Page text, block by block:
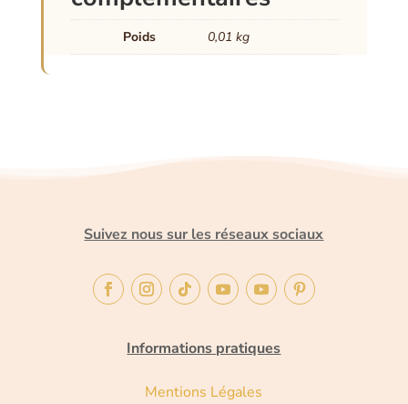
Poids 0,01 kg
Suivez nous sur les réseaux sociaux
Informations pratiques
Mentions Légales